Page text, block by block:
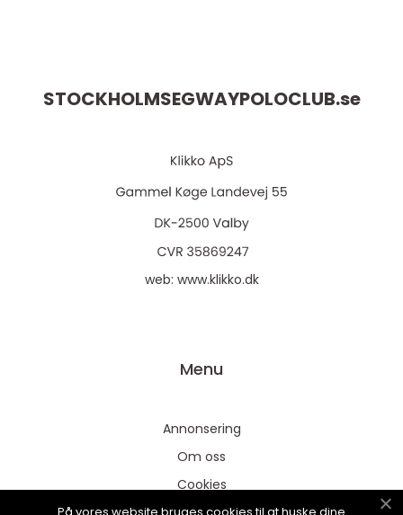
STOCKHOLMSEGWAYPOLOCLUB.se
web: www.klikko.dk
Menu
Annonsering
Om oss
Cookies